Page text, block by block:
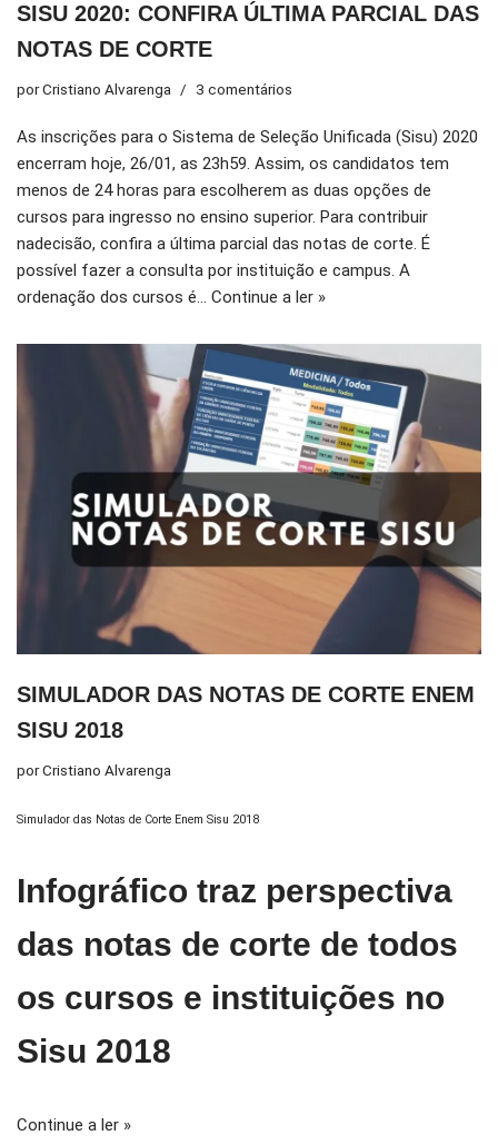
SISU 2020: CONFIRA ÚLTIMA PARCIAL DAS
NOTAS DE CORTE
porCristiano Alvarenga 3 comentários
As inscrições para o Sistema de Seleção Unificada (Sisu) 2020
encerram hoje, 26/01, as 23h59. Assim, os candidatos tem
menos de 24 horas para escolherem as duas opções de
cursos para ingresso no ensino superior. Para contribuir
nadecisão, confira a última parcial das notas de corte. É
possível fazer a consulta por instituição e campus. A
ordenação dos cursos é… Continue a ler »
SIMULADOR DAS NOTAS DE CORTE ENEM
SISU 2018
porCristiano Alvarenga
Simulador das Notas de Corte Enem Sisu 2018
Infográfico traz perspectiva
das notas de corte de todos
os cursos e instituições no
Sisu 2018
Continue a ler »